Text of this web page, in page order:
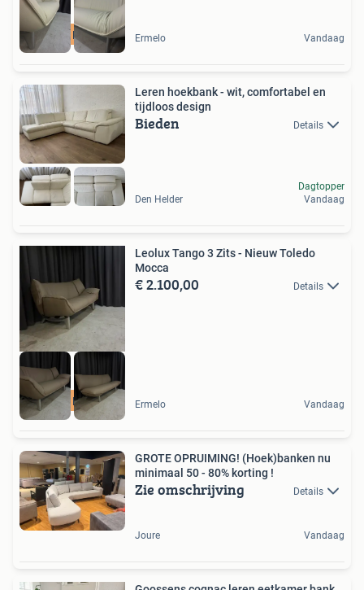
Ook Met Kleurkeuze Ermelo Vandaag
Leren hoekbank - wit, comfortabel en
tijdloos design
Bieden Details
Den Helder
Dagtopper
Vandaag
Ook Met Kleurkeuze
Leolux Tango 3 Zits - Nieuw Toledo
Mocca
€ 2.100,00 Details
Ermelo Vandaag
GROTE OPRUIMING! (Hoek)banken nu
minimaal 50 - 80% korting !
Zie omschrijving Details
Joure Vandaag